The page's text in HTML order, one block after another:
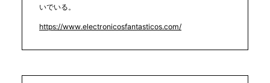
いでいる。
https://www.electronicosfantasticos.com/